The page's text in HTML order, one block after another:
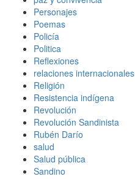
Personajes
Poemas
Policía
Politica
Reflexiones
relaciones internacionales
Religión
Resistencia indígena
Revolución
Revolución Sandinista
Rubén Darío
salud
Salud pública
Sandino